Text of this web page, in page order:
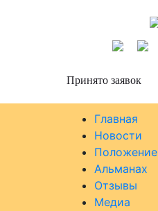
Принято заявок
Главная
Новости
Положение
Альманах
Отзывы
Медиа